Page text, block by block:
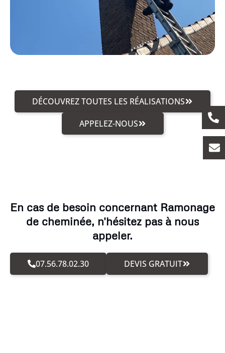
DÉCOUVREZ TOUTES LES RÉALISATIONS
APPELEZ-NOUS
En cas de besoin concernant Ramonage
de cheminée, n'hésitez pas à nous
appeler.
07.56.78.02.30 DEVIS GRATUIT